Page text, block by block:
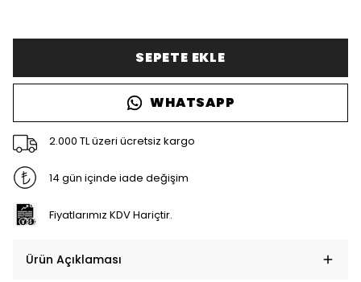
SEPETE EKLE
WHATSAPP
2.000 TL üzeri ücretsiz kargo
14 gün içinde iade değişim
Fiyatlarımız KDV Hariçtir.
Ürün Açıklaması